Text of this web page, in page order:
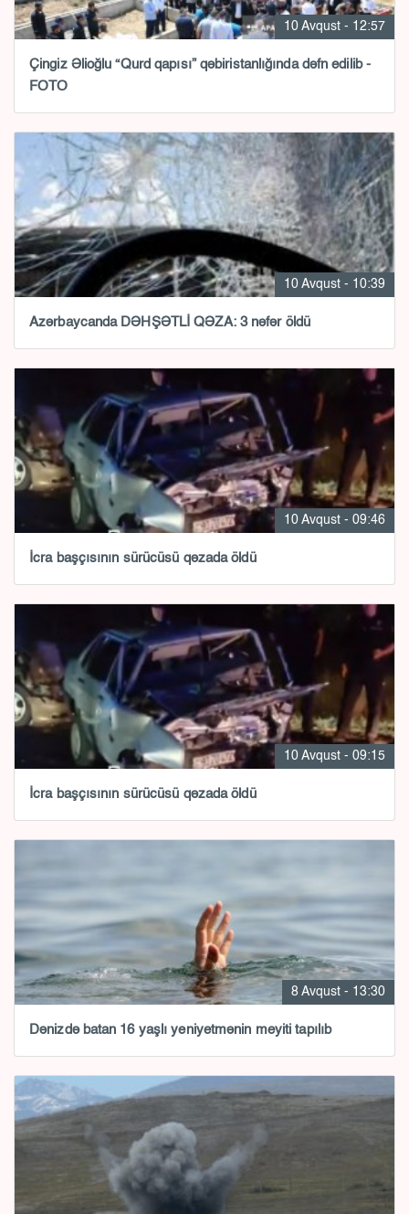
10 Avqust - 12:57
Çingiz Əlioğlu “Qurd qapısı” qəbiristanlığında dəfn edilib -
FOTO
10 Avqust - 10:39
Azərbaycanda DƏHŞƏTLİ QƏZA: 3 nəfər öldü
10 Avqust - 09:46
İcra başçısının sürücüsü qəzada öldü
10 Avqust - 09:15
İcra başçısının sürücüsü qəzada öldü
8 Avqust - 13:30
Dənizdə batan 16 yaşlı yeniyetmənin meyiti tapılıb